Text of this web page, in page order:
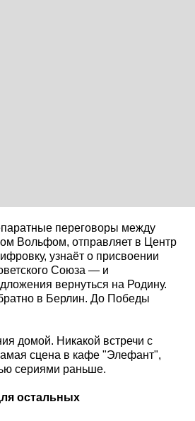
переговоры между
Вольфом, отправляет в Центр
узнаёт о присвоении
Союза — и
вернуться на Родину.
в Берлин. До Победы
домой. Никакой встречи с
сцена в кафе "Элефант",
сериями раньше.
остальных